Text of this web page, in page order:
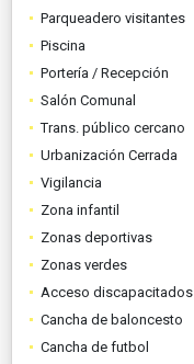
Parqueadero visitantes
Piscina
Portería / Recepción
Salón Comunal
Trans. público cercano
Urbanización Cerrada
Vigilancia
Zona infantil
Zonas deportivas
Zonas verdes
Acceso discapacitados
Cancha de baloncesto
Cancha de futbol